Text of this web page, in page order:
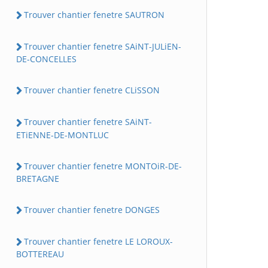
Trouver chantier fenetre SAUTRON
Trouver chantier fenetre SAiNT-JULiEN-
DE-CONCELLES
Trouver chantier fenetre CLiSSON
Trouver chantier fenetre SAiNT-
ETiENNE-DE-MONTLUC
Trouver chantier fenetre MONTOiR-DE-
BRETAGNE
Trouver chantier fenetre DONGES
Trouver chantier fenetre LE LOROUX-
BOTTEREAU